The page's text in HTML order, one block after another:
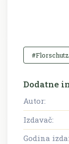
Dodatne
Autor:
Izdavač:
Godina